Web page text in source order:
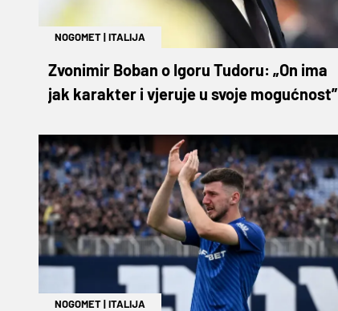
NOGOMET|ITALIJA
Zvonimir Boban o Igoru Tudoru: „On ima
jak karakter i vjeruje u svoje mogućnost”
NOGOMET|ITALIJA